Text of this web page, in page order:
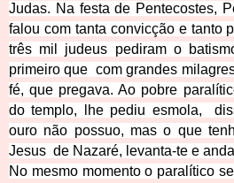
Judas. Na festa de Pentecostes,
falou com tanta convicção e tanto
três mil judeus pediram o
primeiro que  com grandes
fé, que pregava. Ao pobre
do templo, lhe pediu esmola,
ouro não possuo, mas o que
Jesus  de Nazaré, levanta-te e
No mesmo momento o paralítico